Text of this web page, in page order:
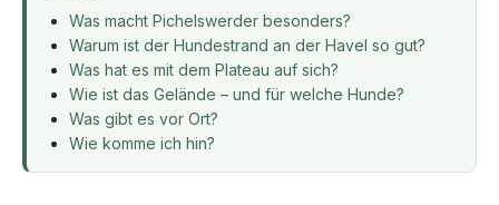
Was macht Pichelswerder besonders?
Warum ist der Hundestrand an der Havel so gut?
Was hat es mit dem Plateau auf sich?
Wie ist das Gelände – und für welche Hunde?
Was gibt es vor Ort?
Wie komme ich hin?